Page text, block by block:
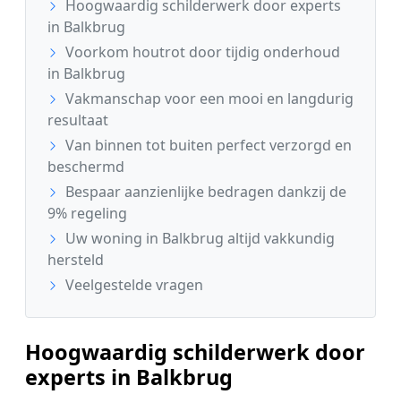
Hoogwaardig schilderwerk door experts
in Balkbrug
Voorkom houtrot door tijdig onderhoud
in Balkbrug
Vakmanschap voor een mooi en langdurig
resultaat
Van binnen tot buiten perfect verzorgd en
beschermd
Bespaar aanzienlijke bedragen dankzij de
9% regeling
Uw woning in Balkbrug altijd vakkundig
hersteld
Veelgestelde vragen
Hoogwaardig schilderwerk door
experts in Balkbrug